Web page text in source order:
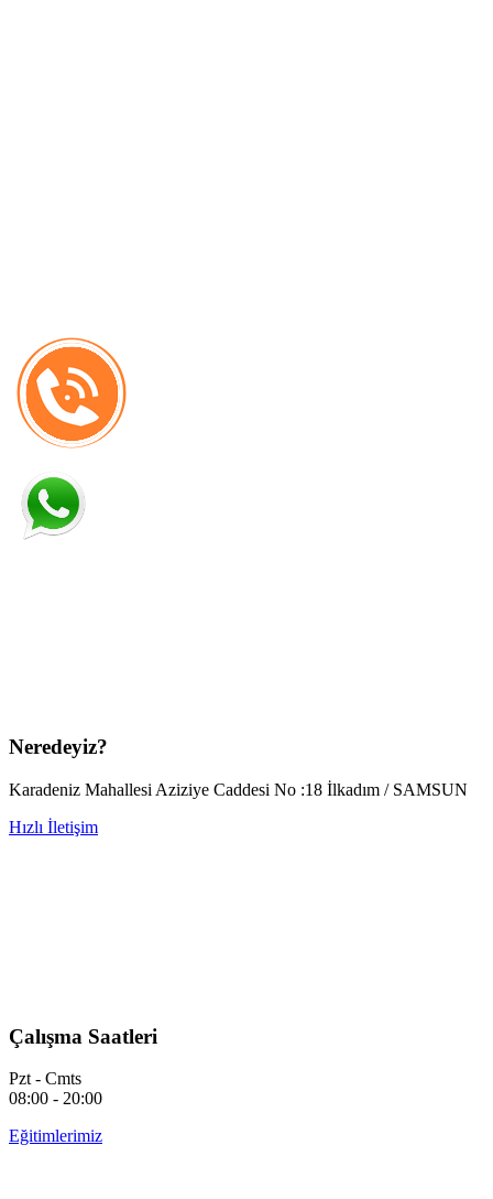
Neredeyiz?
Karadeniz Mahallesi Aziziye Caddesi No :18 İlkadım / SAMSUN
Hızlı İletişim
Çalışma Saatleri
Pzt - Cmts
08:00 - 20:00
Eğitimlerimiz